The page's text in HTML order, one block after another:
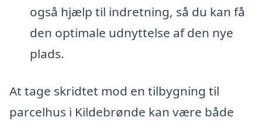
også hjælp til indretning, så du kan få
den optimale udnyttelse af den nye
plads.
At tage skridtet mod en tilbygning til
parcelhus i Kildebrønde kan være både